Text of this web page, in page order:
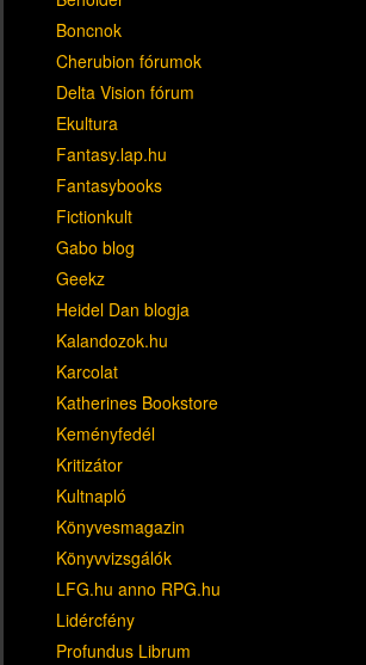
Boncnok
Cherubion fórumok
Delta Vision fórum
Ekultura
Fantasy.lap.hu
Fantasybooks
Fictionkult
Gabo blog
Geekz
Heidel Dan blogja
Kalandozok.hu
Karcolat
Katherines Bookstore
Keményfedél
Kritizátor
Kultnapló
Könyvesmagazin
Könyvvizsgálók
LFG.hu anno RPG.hu
Lidércfény
Profundus Librum